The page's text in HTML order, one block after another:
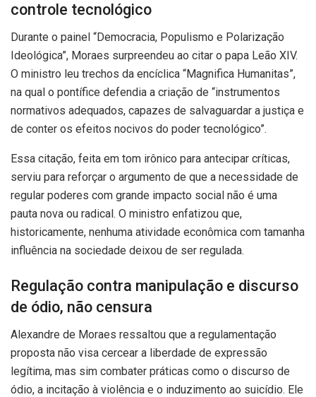
controle tecnológico
Durante o painel “Democracia, Populismo e Polarização
Ideológica”, Moraes surpreendeu ao citar o papa Leão XIV.
O ministro leu trechos da encíclica “Magnifica Humanitas”,
na qual o pontífice defendia a criação de “instrumentos
normativos adequados, capazes de salvaguardar a justiça e
de conter os efeitos nocivos do poder tecnológico”.
Essa citação, feita em tom irônico para antecipar críticas,
serviu para reforçar o argumento de que a necessidade de
regular poderes com grande impacto social não é uma
pauta nova ou radical. O ministro enfatizou que,
historicamente, nenhuma atividade econômica com tamanha
influência na sociedade deixou de ser regulada.
Regulação contra manipulação e discurso
de ódio, não censura
Alexandre de Moraes ressaltou que a regulamentação
proposta não visa cercear a liberdade de expressão
legítima, mas sim combater práticas como o discurso de
ódio, a incitação à violência e o induzimento ao suicídio. Ele